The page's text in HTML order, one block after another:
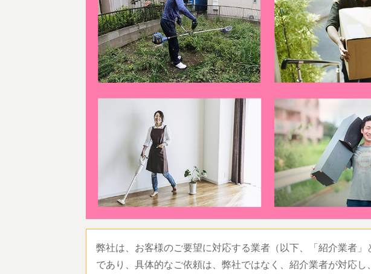
弊社は、お客様のご要望に対応する業者（以下、「紹介業者
であり、具体的なご依頼は、弊社ではなく、紹介業者が対応